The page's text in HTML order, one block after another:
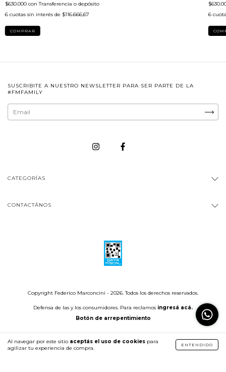
Al navegar por este sitio aceptás el uso de cookies para
agilizar tu experiencia de compra.
ENTENDIDO
$630.000con Transferencia o depósito
6 cuotas sin interés de $116.666,67
COMPRAR
6
SUSCRIBITE A NUESTRO NEWSLETTER PARA SER PARTE DE LA
#FMFAMILY
CATEGORÍAS
CONTACTÁNOS
Copyright Federico Marconcini - 2026. Todos los derechos reservados.
Defensa de las y los consumidores. Para reclamos ingresá acá.
Botón de arrepentimiento